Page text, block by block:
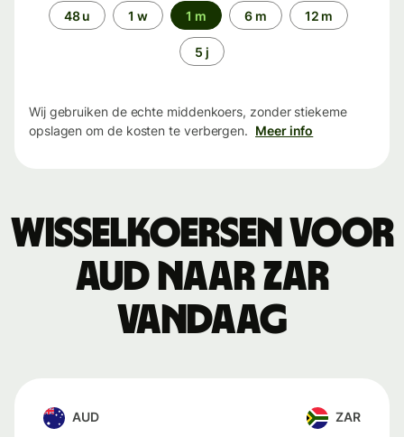
Periode48 u 1 w 1 m 6 m 12 m
5 j
Wij gebruiken de echte middenkoers, zonder stiekeme
opslagen om de kosten te verbergen. Meer info
Wisselkoersen voor
AUD naar ZAR
vandaag
AUD ZAR